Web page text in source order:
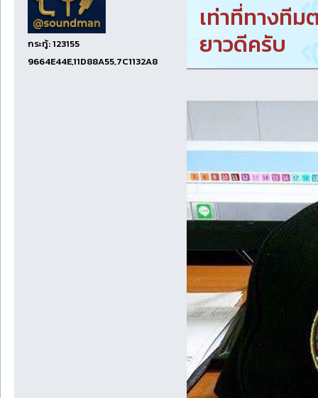
กระทู้: 123155
9664E44E,11D88A55,7C1132A8
เท่าที่ทางทีม
ยาวดีครับ